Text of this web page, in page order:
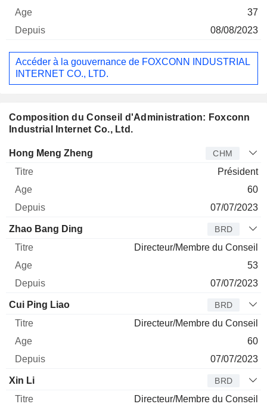
37
08/08/2023
Accéder à la gouvernance de FOXCONN INDUSTRIAL
INTERNET CO., LTD.
Composition du Conseil d'Administration: Foxconn
Industrial Internet Co., Ltd.
Administrateur Titre
Hong Meng Zheng CHM
Président
60
07/07/2023
Zhao Bang Ding BRD
Directeur/Membre du Conseil
53
07/07/2023
Cui Ping Liao BRD
Directeur/Membre du Conseil
60
07/07/2023
Xin Li BRD
Directeur/Membre du Conseil